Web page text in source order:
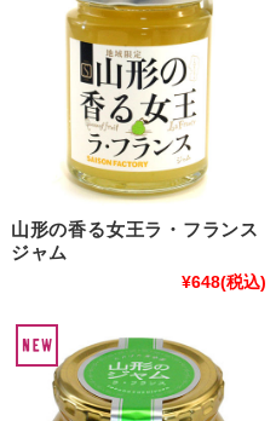
山形の香る女王ラ・フランス
ジャム
¥648(税込)